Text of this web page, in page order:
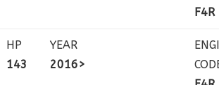
F4R
HP
143
YEAR
2016>